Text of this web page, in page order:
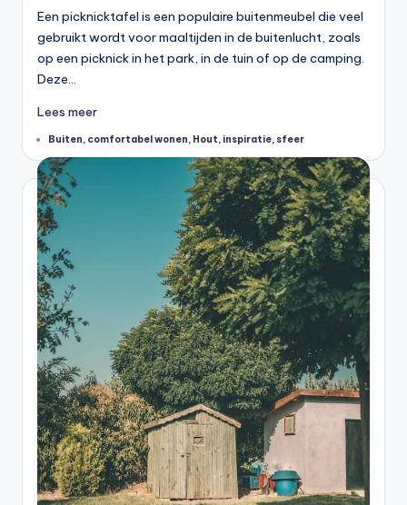
Een picknicktafel is een populaire buitenmeubel die veel
gebruikt wordt voor maaltijden in de buitenlucht, zoals
op een picknick in het park, in de tuin of op de camping.
Deze…
Lees meer
Tags:Buiten, comfortabel wonen, Hout, inspiratie, sfeer